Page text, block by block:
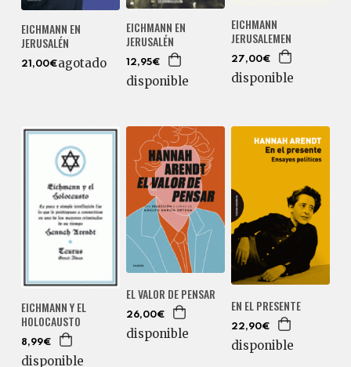
EICHMANN EN
JERUSALÉN
21,00€agotado
EICHMANN EN
JERUSALÉN
12,95€
disponible
EICHMANN
JERUSALEMEN
27,00€
disponible
EICHMANN Y EL
HOLOCAUSTO
8,99€
disponible
EL VALOR DE PENSAR
26,00€
disponible
EN EL PRESENTE
22,90€
disponible